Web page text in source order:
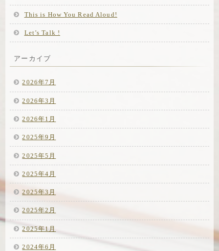
This is How You Read Aloud!
Let’s Talk !
アーカイブ
2026年7月
2026年3月
2026年1月
2025年9月
2025年5月
2025年4月
2025年3月
2025年2月
2025年1月
2024年6月